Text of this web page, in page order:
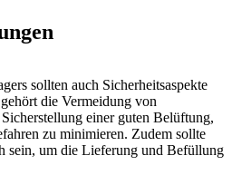
sollten auch Sicherheitsaspekte
die Vermeidung von
einer guten Belüftung,
zu minimieren. Zudem sollte
sein, um die Lieferung und Befüllung